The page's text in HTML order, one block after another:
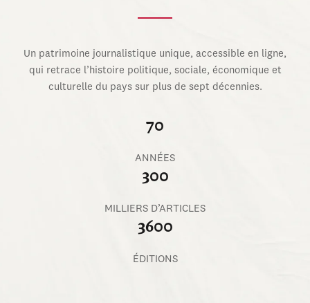
Un patrimoine journalistique unique, accessible en ligne,
qui retrace l’histoire politique, sociale, économique et
culturelle du pays sur plus de sept décennies.
70
ANNÉES
300
MILLIERS D’ARTICLES
3600
ÉDITIONS